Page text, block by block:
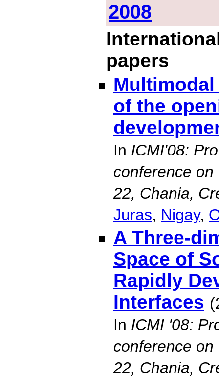
2008
papers
of the
In ICMI'08:
conference
22, Chania,
Juras, Nigay,
A Three-
Space of
Rapidly
Interfaces
In ICMI '08:
conference
22, Chania,